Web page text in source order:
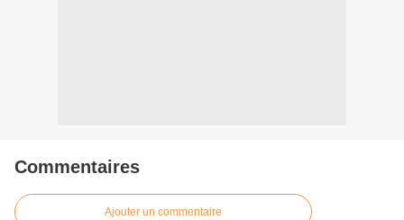
Commentaires
Ajouter un commentaire